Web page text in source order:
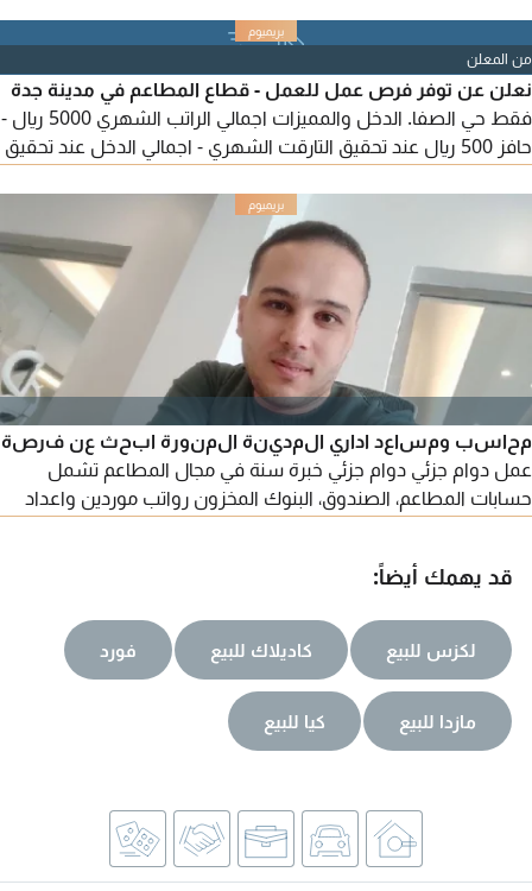
من المعلن
نعلن عن توفر فرص عمل للعمل - قطاع المطاعم في مدينة جدة
فقط حي الصفا. الدخل والمميزات اجمالي الراتب الشهري 5000 ريال -
حافز 500 ريال عند تحقيق التارقت الشهري - اجمالي الدخل عند تحقيق
محاسب ومساعد اداري المدينة المنورة ابحث عن فرصة
عمل دوام جزئي دوام جزئي خبرة سنة في مجال المطاعم تشمل
حسابات المطاعم، الصندوق، البنوك المخزون رواتب موردين واعداد
والعملاء، جرد المخازن، والرواتب والعهد، ومطابقة الأرصدة البنوك.
قد يهمك أيضاً:
لكزس للبيع كاديلاك للبيع فورد
مازدا للبيع كيا للبيع